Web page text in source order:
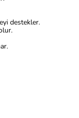
destekler.